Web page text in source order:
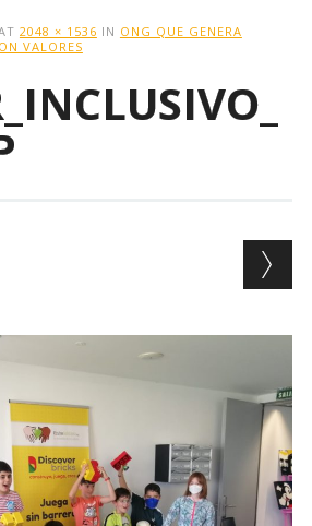
2048 × 1536 IN ONG QUE GENERA
VALORES